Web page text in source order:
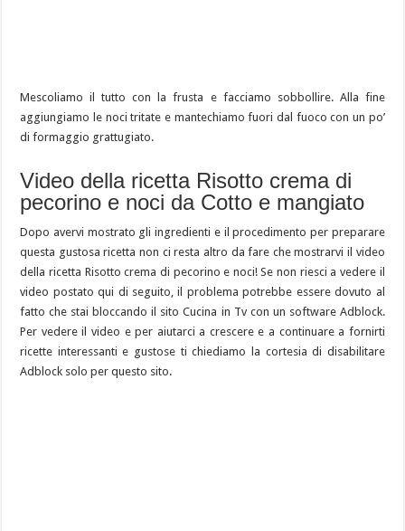
Mescoliamo il tutto con la frusta e facciamo sobbollire. Alla fine
aggiungiamo le noci tritate e mantechiamo fuori dal fuoco con un po’
di formaggio grattugiato.
Video della ricetta Risotto crema di
pecorino e noci da Cotto e mangiato
Dopo avervi mostrato gli ingredienti e il procedimento per preparare
questa gustosa ricetta non ci resta altro da fare che mostrarvi il video
della ricetta Risotto crema di pecorino e noci! Se non riesci a vedere il
video postato qui di seguito, il problema potrebbe essere dovuto al
fatto che stai bloccando il sito Cucina in Tv con un software Adblock.
Per vedere il video e per aiutarci a crescere e a continuare a fornirti
ricette interessanti e gustose ti chiediamo la cortesia di disabilitare
Adblock solo per questo sito.